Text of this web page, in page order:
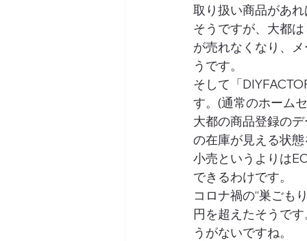
取り扱い商品があ
そうですが、大都
が売れなくなり、
うです。
そして「
す。(通常のホーム
大都の商品登録の
の在庫が見える状
小売というよりは
できるわけです。
コロナ禍の“巣ごも
円を超えたそうで
うがないですね。